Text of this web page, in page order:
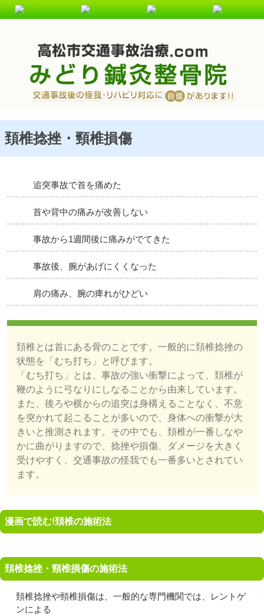
頚椎捻挫、頚椎損傷の回復施術は、みどり鍼灸整骨院にお任せ下さい!
頚椎捻挫・頸椎損傷
追突事故で首を痛めた
首や背中の痛みが改善しない
事故から1週間後に痛みがでてきた
事故後、腕があげにくくなった
肩の痛み、腕の痺れがひどい
頚椎とは首にある骨のことです。一般的に頚椎捻挫の
状態を「むち打ち」と呼びます。
「むち打ち」とは、事故の強い衝撃によって、頚椎が
鞭のように弓なりにしなることから由来しています。
また、後ろや横からの追突は身構えることなく、不意
を突かれて起こることが多いので、身体への衝撃が大
きいと推測されます。その中でも、頚椎が一番しなや
かに曲がりますので、捻挫や損傷、ダメージを大きく
受けやすく、交通事故の怪我でも一番多いとされてい
ます。
漫画で読む!頚椎の施術法
頚椎捻挫・頸椎損傷の施術法
頚椎捻挫や頸椎損傷は、一般的な専門機関では、レントゲ
ンによる